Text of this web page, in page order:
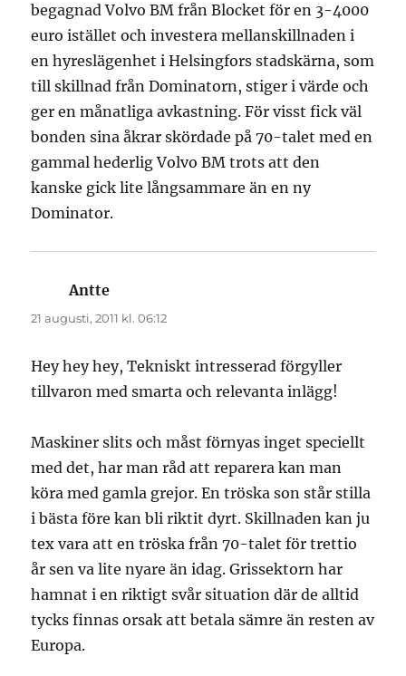
begagnad Volvo BM från Blocket för en 3-4000
euro istället och investera mellanskillnaden i
en hyreslägenhet i Helsingfors stadskärna, som
till skillnad från Dominatorn, stiger i värde och
ger en månatliga avkastning. För visst fick väl
bonden sina åkrar skördade på 70-talet med en
gammal hederlig Volvo BM trots att den
kanske gick lite långsammare än en ny
Dominator.
Antte
21 augusti, 2011 kl. 06:12
Hey hey hey, Tekniskt intresserad förgyller
tillvaron med smarta och relevanta inlägg!
Maskiner slits och måst förnyas inget speciellt
med det, har man råd att reparera kan man
köra med gamla grejor. En tröska son står stilla
i bästa före kan bli riktit dyrt. Skillnaden kan ju
tex vara att en tröska från 70-talet för trettio
år sen va lite nyare än idag. Grissektorn har
hamnat i en riktigt svår situation där de alltid
tycks finnas orsak att betala sämre än resten av
Europa.